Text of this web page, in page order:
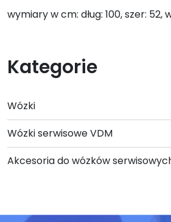
Kategorie
Wózki
Wózki serwisowe VDM
Akcesoria do wózków
wymiary w cm: dług: 100, szer: 52,